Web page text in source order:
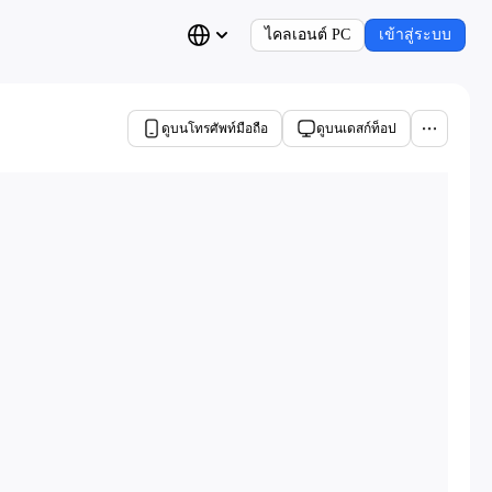
ไคลเอนต์ PC เข้าสู่ระบบ
ดูบนโทรศัพท์มือถือ ดูบนเดสก์ท็อป